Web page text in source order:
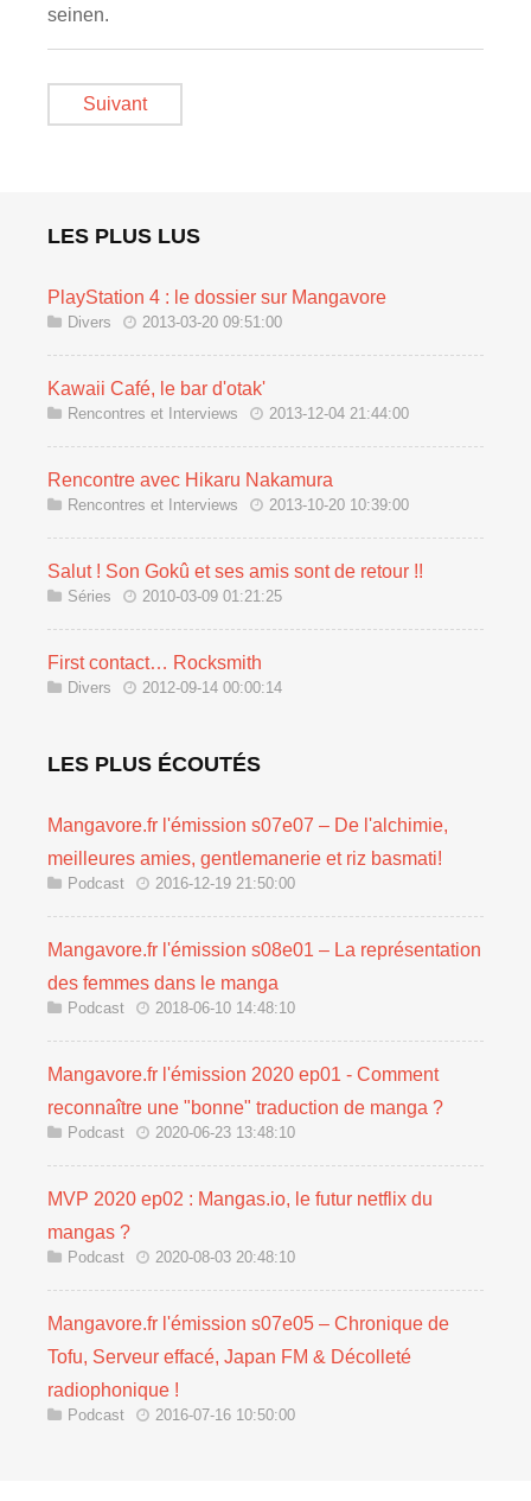
seinen.
Suivant
LES PLUS LUS
PlayStation 4 : le dossier sur Mangavore
Divers 2013-03-20 09:51:00
Kawaii Café, le bar d'otak'
Rencontres et Interviews 2013-12-04 21:44:00
Rencontre avec Hikaru Nakamura
Rencontres et Interviews 2013-10-20 10:39:00
Salut ! Son Gokû et ses amis sont de retour !!
Séries 2010-03-09 01:21:25
First contact… Rocksmith
Divers 2012-09-14 00:00:14
LES PLUS ÉCOUTÉS
Mangavore.fr l'émission s07e07 – De l'alchimie,
meilleures amies, gentlemanerie et riz basmati!
Podcast 2016-12-19 21:50:00
Mangavore.fr l'émission s08e01 – La représentation
des femmes dans le manga
Podcast 2018-06-10 14:48:10
Mangavore.fr l'émission 2020 ep01 - Comment
reconnaître une "bonne" traduction de manga ?
Podcast 2020-06-23 13:48:10
MVP 2020 ep02 : Mangas.io, le futur netflix du
mangas ?
Podcast 2020-08-03 20:48:10
Mangavore.fr l'émission s07e05 – Chronique de
Tofu, Serveur effacé, Japan FM & Décolleté
radiophonique !
Podcast 2016-07-16 10:50:00